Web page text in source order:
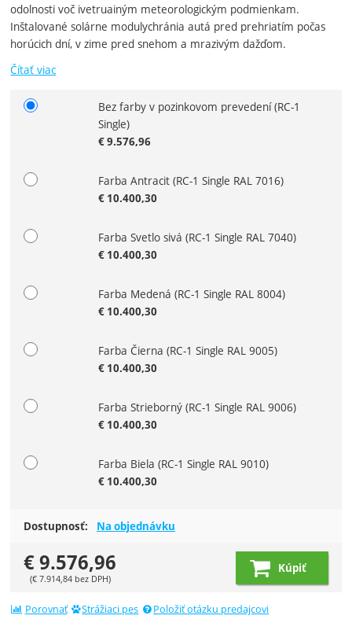
odolnosti voč ivetruainým meteorologickým podmienkam.
Inštalované solárne modulychránia autá pred prehriatím počas
horúcich dní, v zime pred snehom a mrazivým dažďom.
Čítať viac
Zvoľte variantBez farby v pozinkovom prevedení(RC-1
Single)
€9.576,96
Farba Antracit(RC-1 Single RAL 7016)
€ 10.400,30
Farba Svetlo sivá(RC-1 Single RAL 7040)
€ 10.400,30
Farba Medená(RC-1 Single RAL 8004)
€ 10.400,30
Farba Čierna(RC-1 Single RAL 9005)
€ 10.400,30
Farba Strieborný(RC-1 Single RAL 9006)
€ 10.400,30
Farba Biela(RC-1 Single RAL 9010)
€ 10.400,30
Dostupnosť: Na objednávku
€9.576,96
(€7.914,84 bez DPH)
Kúpiť
Porovnať Strážiaci pes Položiť otázku predajcovi